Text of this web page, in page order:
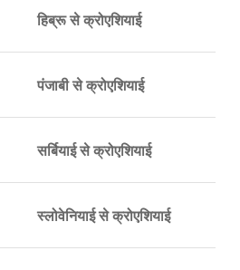
हिब्रू से क्रोएशियाई
पंजाबी से क्रोएशियाई
सर्बियाई से क्रोएशियाई
स्लोवेनियाई से क्रोएशियाई